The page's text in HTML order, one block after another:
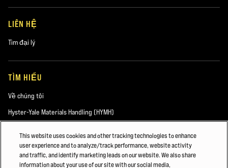
LIÊN HỆ
Tìm đại lý
TÌM HIỂU
Về chúng tôi
Hyster-Yale Materials Handling (HYMH)
VIỆC LÀM
Việc làm
This website uses cookies and other tracking technologies to enhance
user experience and to analyze/track performance, website activity
and traffic, and identify marketing leads on our website. We also share
information about your use of our site with our social media,